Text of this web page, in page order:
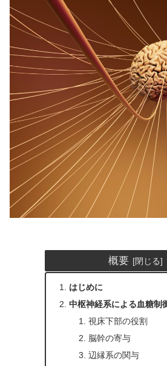
概要
はじめに
中枢神経系による血糖制
視床下部の役割
脳幹の寄与
辺縁系の関与